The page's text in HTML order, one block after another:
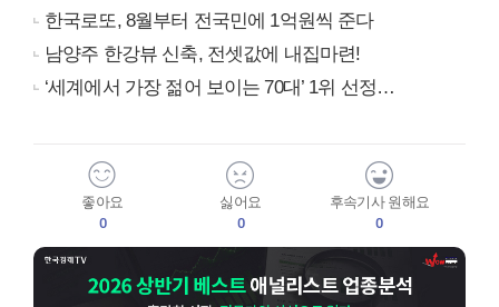
한국로또, 8월부터 전국민에 1억원씩 준다
남양주 한강뷰 신축, 전셋값에 내집마련!
‘세계에서 가장 젊어 보이는 70대’ 1위 선정…
좋아요
0
싫어요
0
후속기사 원해요
0